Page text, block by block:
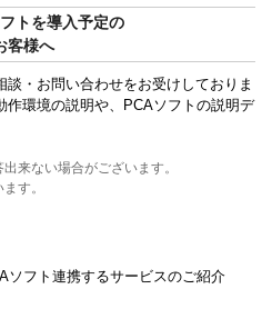
トを導入予定の
客様へ
・お問い合わせをお受けしておりま
作環境の説明や、PCAソフトの説明デ
来ない場合がございます。
す。
ソフト連携するサービスのご紹介